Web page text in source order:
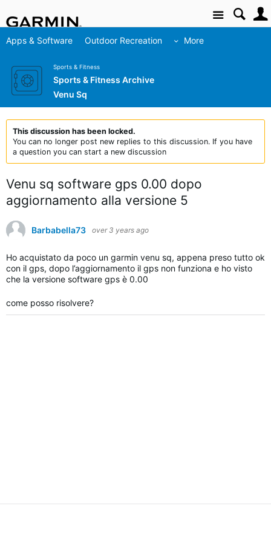
Site
Apps & Software Outdoor Recreation More
Sports & Fitness
Sports & Fitness Archive
Venu Sq
This discussion has been locked.
You can no longer post new replies to this discussion. If you have
a question you can start a new discussion
Venu sq software gps 0.00 dopo
aggiornamento alla versione 5
Barbabella73 over 3 years ago
Ho acquistato da poco un garmin venu sq, appena preso tutto ok
con il gps, dopo l’aggiornamento il gps non funziona e ho visto
che la versione software gps è 0.00
come posso risolvere?